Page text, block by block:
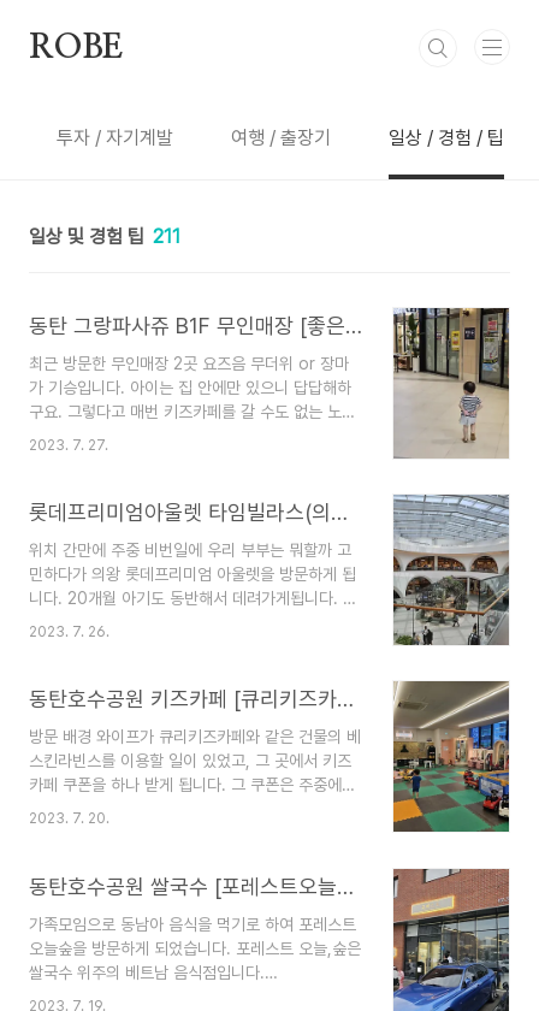
ROBE
투자 / 자기계발 여행 / 출장기 일상 / 경험 / 팁
일상 및 경험 팁 211
동탄 그랑파사쥬 B1F 무인매장 [좋은계란할인점],[코코아린(아이옷)]
최근 방문한 무인매장 2곳 요즈음 무더위 or 장마
가 기승입니다. 아이는 집 안에만 있으니 답답해하
구요. 그렇다고 매번 키즈카페를 갈 수도 없는 노릇
이니 산책 겸 그랑파사쥬나 라크몽을 방문하여 아이
모두 그렁파사쥬 지하1층에 위치하고 있습니다. 좋
성시 동탄대로5길 15 (송동)
http://kko.to/VAvwBUFlha 좋은계란 할인점 경
기 화성시 동탄대로5길 15 map.kakao.com * 화
성페이 불가능 검색해보니 여러 곳이 있네요. 저만
시스템으로 파는..
2023. 7. 27.
롯데프리미엄아울렛 타임빌라스(의왕)-[아티장베이커스],야외놀이터
위치 간만에 주중 비번일에 우리 부부는 뭐할까 고
민하다가 의왕 롯데프리미엄 아울렛을 방문하게 됩
니다. 20개월 아기도 동반해서 데려가게됩니다. 위
치 및 운영시간 [카카오맵] 롯데프리미엄아울렛 타
렛 경기 의왕시 바라산로 1 map.kakao.com 운영
그럼에도 사람이 많아서 놀랐습니다. 주중이라 주차
는 무난하게 하였습니다.
https://m.lotteshopping.com/store/floor/main?
cstr=0406 롯데백화점 지점별 쇼핑정보, 매장안
2023. 7. 26.
동탄호수공원 키즈카페 [큐리키즈카페 동탄점]
방문 배경 와이프가 큐리키즈카페와 같은 건물의 베
스킨라빈스를 이용할 일이 있었고, 그 곳에서 키즈
카페 쿠폰을 하나 받게 됩니다. 그 쿠폰은 주중에만
사용이 가능해서 주중 우연히 쉬게된 저에게 방문
차를 끌고 나왔습니다. 운전중이여서 건물 사진은
찍지 못 했지만 건물 유리창 2층에 커다랗게 키즈카
페 표시가 되어있습니다. [카카오맵] 큐리키즈카페
동탄점 경기 화성시 동탄순환대로 22 (장지동)
http://kko.to/iZYls1Fkci 큐리키즈카페 경기 화
성시 동탄순환대로 22 map.kakao.com 주차는
2023. 7. 20.
동탄호수공원 쌀국수 [포레스트오늘숲 호수공원점]
가족모임으로 동남아 음식을 먹기로 하여 포레스트
오늘숲을 방문하게 되었습니다. 포레스트 오늘,숲은
쌀국수 위주의 베트남 음식점입니다.
http://forest-soup.com/ 포레스트 오늘, 숲 쌀
2023. 7. 19.